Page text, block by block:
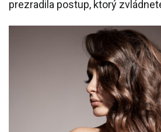
prezradila postup, ktorý